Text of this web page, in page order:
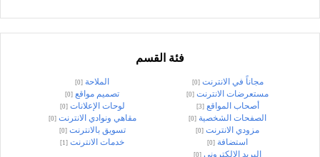
فئة القسم
مجاناً في الانترنت [0] الملاحة [0]
مستعرضات الانترنت [0] تصميم مواقع [0]
أصحاب المواقع [3] لوحات الإعلانات [0]
الصفحات الشخصية [0] مقاهي ونوادي الانترنت [0]
مزودي الانترنت [0] تسويق بالانترنت [0]
استضافة [0] خدمات الانترنت [1]
البريد الالكتروني [0]